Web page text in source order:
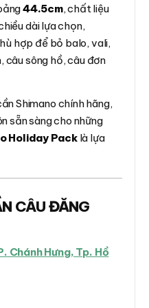
44.5cm, chất liệu
dài lựa chọn,
hợp để bỏ balo, vali,
câu sông hồ, câu đơn
Shimano chính hãng,
sẵn sàng cho những
Holiday Packlà lựa
CÂU ĐĂNG
Chánh Hưng, Tp. Hồ